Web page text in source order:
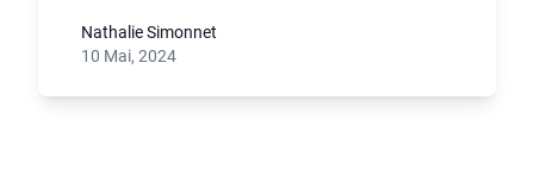
Nathalie Simonnet
10 Mai, 2024